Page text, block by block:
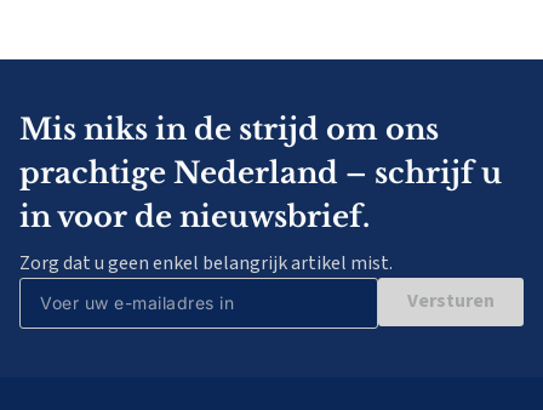
Mis niks in de strijd om ons
prachtige Nederland – schrijf u
in voor de nieuwsbrief.
Zorg dat u geen enkel belangrijk artikel mist.
Versturen